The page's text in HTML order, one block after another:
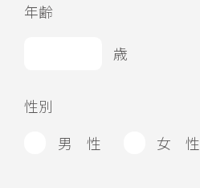
年齢
歳
性別
男 性
女 性